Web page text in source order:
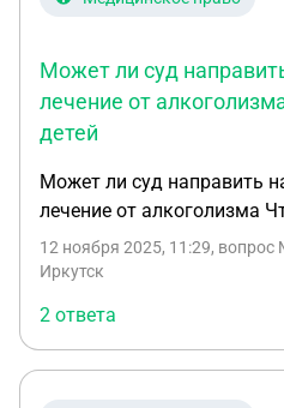
Может ли суд
лечение от
детей
Может ли суд направить
лечение от алкоголизма
12 ноября 2025, 11:29, вопрос
Иркутск
2 ответа